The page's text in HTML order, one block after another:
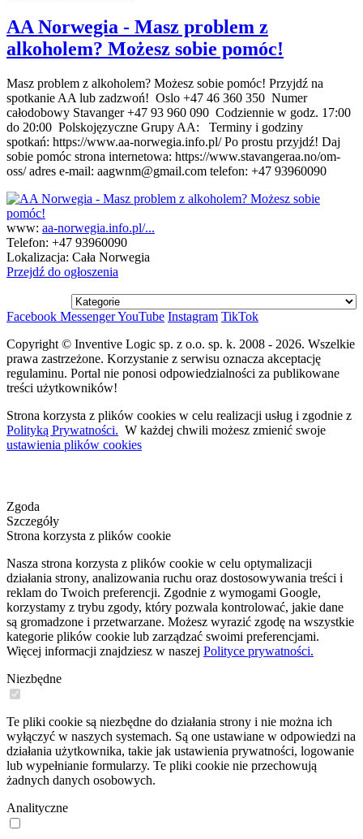
AA Norwegia - Masz problem z
alkoholem? Możesz sobie pomóc!
Masz problem z alkoholem? Możesz sobie pomóc! Przyjdź na
spotkanie AA lub zadzwoń! Oslo +47 46 360 350 Numer
całodobowy Stavanger +47 93 960 090 Codziennie w godz. 17:00
do 20:00 Polskojęzyczne Grupy AA: Terminy i godziny
spotkań: https://www.aa-norwegia.info.pl/ Po prostu przyjdź! Daj
sobie pomóc strona internetowa: https://www.stavangeraa.no/om-
oss/ adres e-mail: aagwnm@gmail.com telefon: +47 93960090
www: aa-norwegia.info.pl/...
Telefon: +47 93960090
Lokalizacja: Cała Norwegia
Przejdź do ogłoszenia
Facebook MessengerYouTube Instagram TikTok
Copyright © Inventive Logic sp. z o.o. sp. k. 2008 - 2026. Wszelkie
prawa zastrzeżone. Korzystanie z serwisu oznacza akceptację
regulaminu. Portal nie ponosi odpowiedzialności za publikowane
treści użytkowników!
Strona korzysta z plików cookies w celu realizacji usług i zgodnie z
Polityką Prywatności. W każdej chwili możesz zmienić swoje
ustawienia plików cookies
Zgoda
Szczegóły
Strona korzysta z plików cookie
Nasza strona korzysta z plików cookie w celu optymalizacji
działania strony, analizowania ruchu oraz dostosowywania treści i
reklam do Twoich preferencji. Zgodnie z wymogami Google,
korzystamy z trybu zgody, który pozwala kontrolować, jakie dane
są gromadzone i przetwarzane. Możesz wyrazić zgodę na wszystkie
kategorie plików cookie lub zarządzać swoimi preferencjami.
Więcej informacji znajdziesz w naszej Polityce prywatności.
Niezbędne
Te pliki cookie są niezbędne do działania strony i nie można ich
wyłączyć w naszych systemach. Są one ustawiane w odpowiedzi na
działania użytkownika, takie jak ustawienia prywatności, logowanie
lub wypełnianie formularzy. Te pliki cookie nie przechowują
żadnych danych osobowych.
Analityczne